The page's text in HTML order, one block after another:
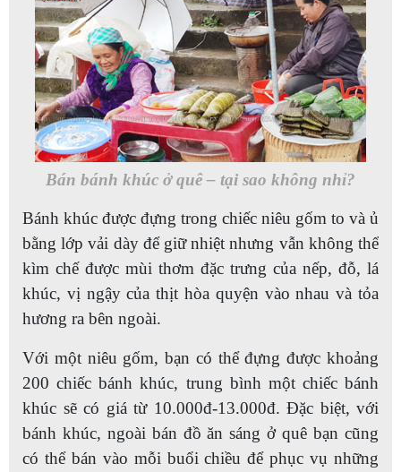
Bán bánh khúc ở quê – tại sao không nhỉ?
Bánh khúc được đựng trong chiếc niêu gốm to và ủ
bằng lớp vải dày để giữ nhiệt nhưng vẫn không thể
kìm chế được mùi thơm đặc trưng của nếp, đỗ, lá
khúc, vị ngậy của thịt hòa quyện vào nhau và tỏa
hương ra bên ngoài.
Với một niêu gốm, bạn có thể đựng được khoảng
200 chiếc bánh khúc, trung bình một chiếc bánh
khúc sẽ có giá từ 10.000đ-13.000đ. Đặc biệt, với
bánh khúc, ngoài bán đồ ăn sáng ở quê bạn cũng
có thể bán vào mỗi buổi chiều để phục vụ những